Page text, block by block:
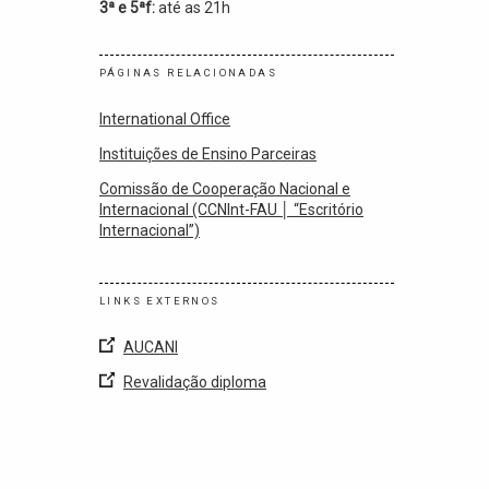
3ª e 5ªf:até as 21h
PÁGINAS RELACIONADAS
International Office
Instituições de Ensino Parceiras
Comissão de Cooperação Nacional e
Internacional (CCNInt-FAU │ “Escritório
Internacional”)
LINKS EXTERNOS
AUCANI
Revalidação diploma